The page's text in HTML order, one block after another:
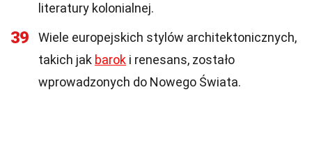
literatury kolonialnej.
39
Wiele europejskich stylów architektonicznych,
takich jak barok i renesans, zostało
wprowadzonych do Nowego Świata.